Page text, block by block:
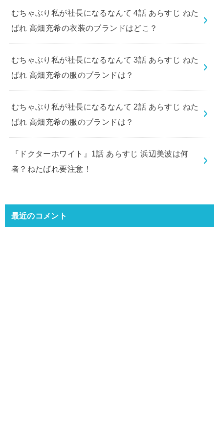
むちゃぶり私が社長になるなんて 4話 あらすじ ねた
ばれ 高畑充希の衣装のブランドはどこ？
むちゃぶり私が社長になるなんて 3話 あらすじ ねた
ばれ 高畑充希の服のブランドは？
むちゃぶり私が社長になるなんて 2話 あらすじ ねた
ばれ 高畑充希の服のブランドは？
『ドクターホワイト』1話 あらすじ 浜辺美波は何
者？ねたばれ要注意！
最近のコメント